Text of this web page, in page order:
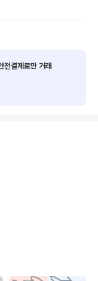
전결제로만 거래